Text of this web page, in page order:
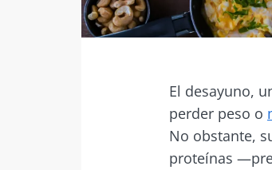
Facebook
Twitter
Mail
El desayuno,
perder peso o
No obstante,
proteínas